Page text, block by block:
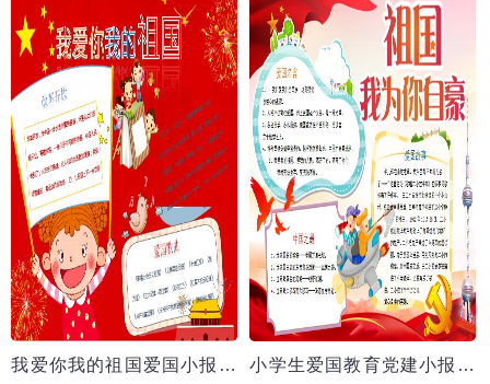
我爱你我的祖国爱国小报手抄报Word模板 小学生爱国教育党建小报手抄报Word模板